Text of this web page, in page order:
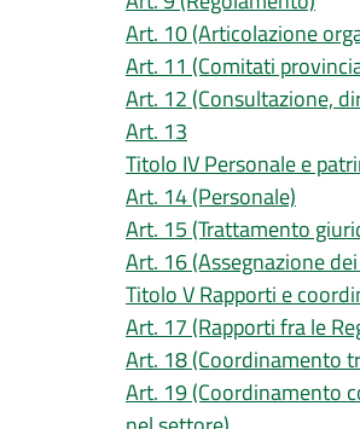
Art. 10 (Articolazione
Art. 11 (Comitati
Art. 12 (Consultazione,
Art. 13
Titolo IV Personale e
Art. 14 (Personale)
Art. 15 (Trattamento
Art. 16 (Assegnazione
Titolo V Rapporti e
Art. 17 (Rapporti fra le
Art. 18 (Coordinamento
Art. 19 (Coordinamento